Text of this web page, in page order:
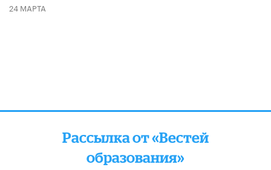
24 МАРТА
Рассылка от «Вестей
образования»